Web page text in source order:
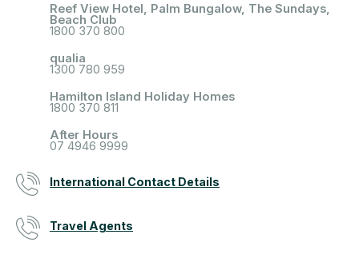
Reef View Hotel, Palm Bungalow, The Sundays,
Beach Club
1800 370 800
qualia
1300 780 959
Hamilton Island Holiday Homes
1800 370 811
After Hours
07 4946 9999
International Contact Details
Travel Agents